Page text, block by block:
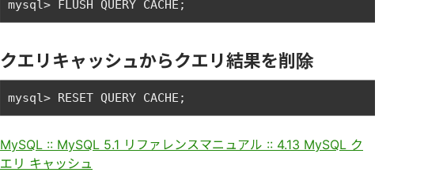
クエリキャッシュからクエリ結果を削除
MySQL :: MySQL 5.1 リファレンスマニュアル :: 4.13 MySQL ク
エリ キャッシュ